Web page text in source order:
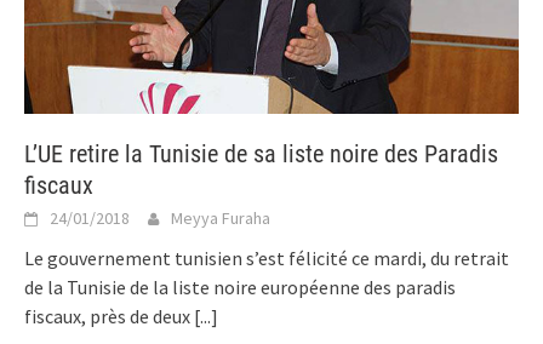
L’UE retire la Tunisie de sa liste noire des Paradis
fiscaux
24/01/2018 Meyya Furaha
Le gouvernement tunisien s’est félicité ce mardi, du retrait
de la Tunisie de la liste noire européenne des paradis
fiscaux, près de deux [...]